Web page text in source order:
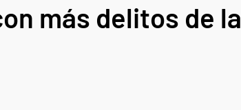
más delitos de la